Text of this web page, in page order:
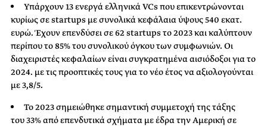
Υπάρχουν 13 ενεργά ελληνικά VCs που επικεντρώνονται
κυρίως σε startups με συνολικά κεφάλαια ύψους 540 εκατ.
ευρώ. Έχουν επενδύσει σε 62 startups το 2023 και καλύπτουν
περίπου το 85% του συνολικού όγκου των συμφωνιών. Οι
διαχειριστές κεφαλαίων είναι συγκρατημένα αισιόδοξοι για το
2024. με τις προοπτικές τους για το νέο έτος να αξιολογούνται
με 3,8/5.
Το 2023 σημειώθηκε σημαντική συμμετοχή της τάξης
του 33% από επενδυτικά σχήματα με έδρα την Αμερική σε